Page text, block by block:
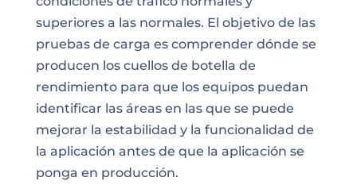
superiores a las normales. El objetivo de las
pruebas de carga es comprender dónde se
producen los cuellos de botella de
rendimiento para que los equipos puedan
identificar las áreas en las que se puede
mejorar la estabilidad y la funcionalidad de
la aplicación antes de que la aplicación se
ponga en producción.